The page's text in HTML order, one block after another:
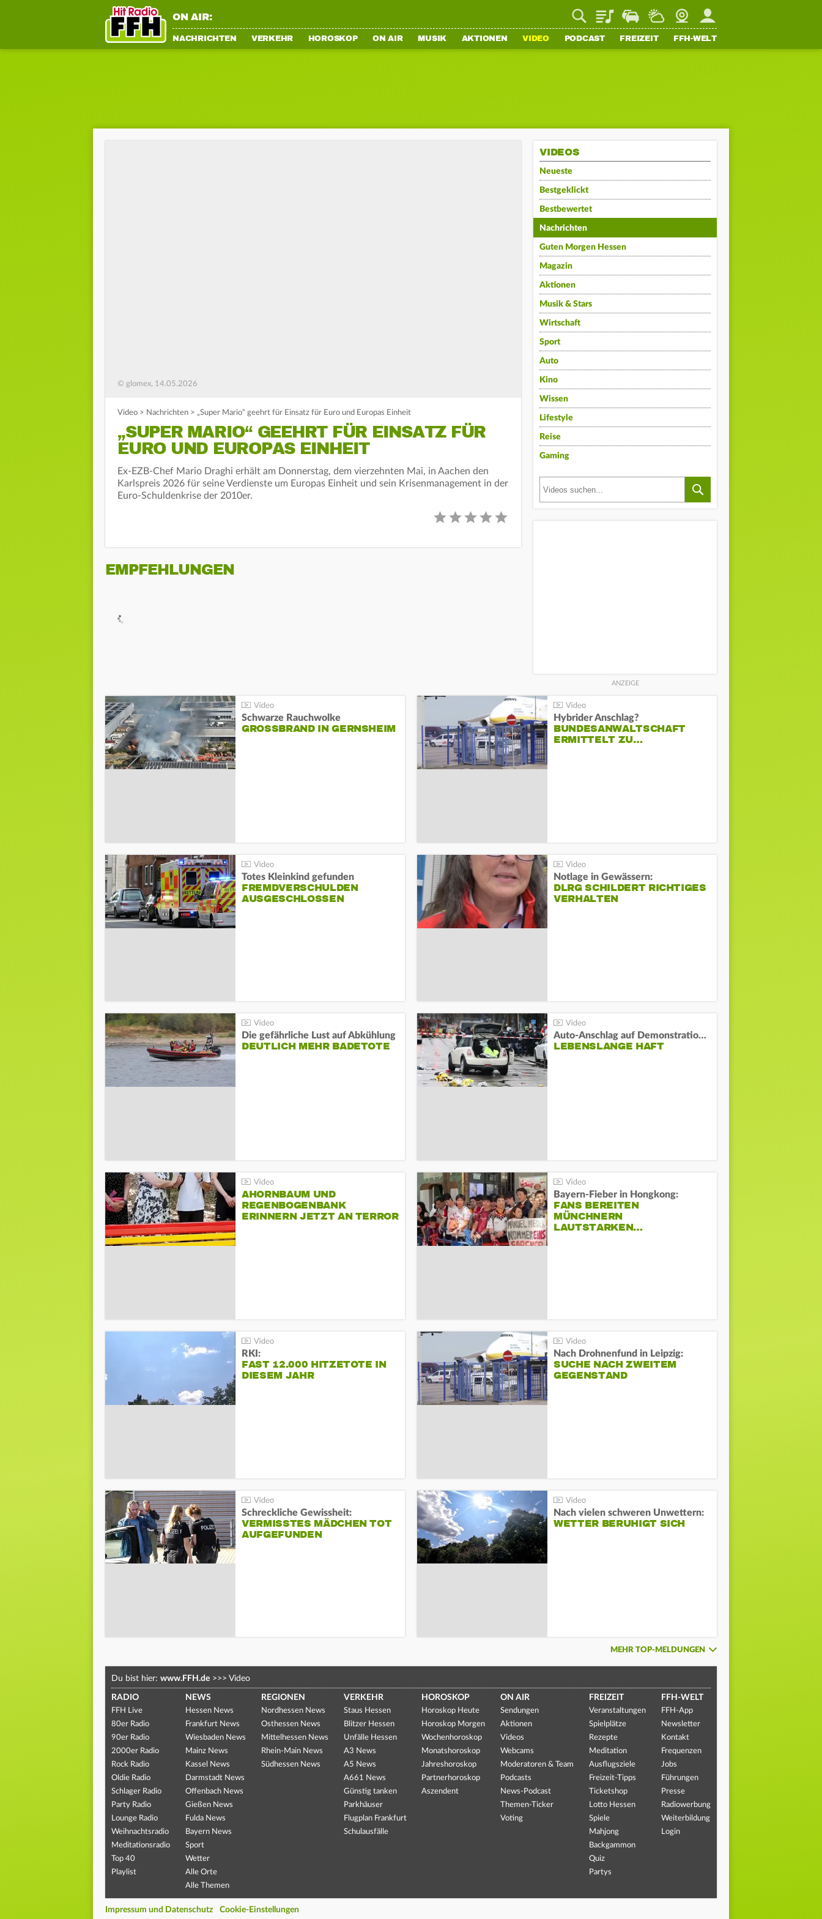
ON AIR: PlaylistStaupilotWetterWebcamMein FFH
NACHRICHTEN VERKEHR HOROSKOP ON AIR MUSIK AKTIONEN VIDEO PODCAST FREIZEIT FFH-WELT
© glomex, 14.05.2026
Video > Nachrichten > „Super Mario“ geehrt für Einsatz für Euro und Europas Einheit
„SUPER MARIO“ GEEHRT FÜR EINSATZ FÜR
EURO UND EUROPAS EINHEIT
Ex-EZB-Chef Mario Draghi erhält am Donnerstag, dem vierzehnten Mai, in Aachen den
Karlspreis 2026 für seine Verdienste um Europas Einheit und sein Krisenmanagement in der
Euro-Schuldenkrise der 2010er.
EMPFEHLUNGEN
VIDEOS
Neueste
Bestgeklickt
Bestbewertet
Nachrichten
Guten Morgen Hessen
Magazin
Aktionen
Musik & Stars
Wirtschaft
Sport
Auto
Kino
Wissen
Lifestyle
Reise
Gaming
Schwarze Rauchwolke
GROSSBRAND IN GERNSHEIM
Hybrider Anschlag?
BUNDESANWALTSCHAFT
ERMITTELT ZU…
Totes Kleinkind gefunden
FREMDVERSCHULDEN
AUSGESCHLOSSEN
Notlage in Gewässern:
DLRG SCHILDERT RICHTIGES
VERHALTEN
Die gefährliche Lust auf Abkühlung
DEUTLICH MEHR BADETOTE
Auto-Anschlag auf Demonstration in München:
LEBENSLANGE HAFT
AHORNBAUM UND
REGENBOGENBANK
ERINNERN JETZT AN TERROR
Bayern-Fieber in Hongkong:
FANS BEREITEN
MÜNCHNERN
LAUTSTARKEN…
RKI:
FAST 12.000 HITZETOTE IN
DIESEM JAHR
Nach Drohnenfund in Leipzig:
SUCHE NACH ZWEITEM
GEGENSTAND
Schreckliche Gewissheit:
VERMISSTES MÄDCHEN TOT
AUFGEFUNDEN
Nach vielen schweren Unwettern:
WETTER BERUHIGT SICH
MEHR TOP-MELDUNGEN
Du bist hier: www.FFH.de >>> Video
RADIO
FFH Live
80er Radio
90er Radio
2000er Radio
Rock Radio
Oldie Radio
Schlager Radio
Party Radio
Lounge Radio
Weihnachtsradio
Meditationsradio
Top 40
Playlist
NEWS
Hessen News
Frankfurt News
Wiesbaden News
Mainz News
Kassel News
Darmstadt News
Offenbach News
Gießen News
Fulda News
Bayern News
Sport
Wetter
Alle Orte
Alle Themen
REGIONEN
Nordhessen News
Osthessen News
Mittelhessen News
Rhein-Main News
Südhessen News
VERKEHR
Staus Hessen
Blitzer Hessen
Unfälle Hessen
A3 News
A5 News
A661 News
Günstig tanken
Parkhäuser
Flugplan Frankfurt
Schulausfälle
HOROSKOP
Horoskop Heute
Horoskop Morgen
Wochenhoroskop
Monatshoroskop
Jahreshoroskop
Partnerhoroskop
Aszendent
ON AIR
Sendungen
Aktionen
Videos
Webcams
Moderatoren & Team
Podcasts
News-Podcast
Themen-Ticker
Voting
FREIZEIT
Veranstaltungen
Spielplätze
Rezepte
Meditation
Ausflugsziele
Freizeit-Tipps
Ticketshop
Lotto Hessen
Spiele
Mahjong
Backgammon
Quiz
Partys
FFH-WELT
FFH-App
Newsletter
Kontakt
Frequenzen
Jobs
Führungen
Presse
Radiowerbung
Weiterbildung
Login
Impressum und Datenschutz Cookie-Einstellungen